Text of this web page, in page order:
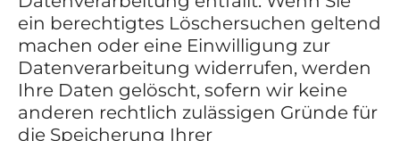
ein berechtigtes Löschersuchen geltend
machen oder eine Einwilligung zur
Datenverarbeitung widerrufen, werden
Ihre Daten gelöscht, sofern wir keine
anderen rechtlich zulässigen Gründe für
die Speicherung Ihrer